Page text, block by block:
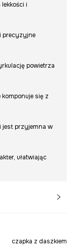
i
precyzyjne
powietrza
się z
jest przyjemna w
ułatwiając
czapka z daszkiem